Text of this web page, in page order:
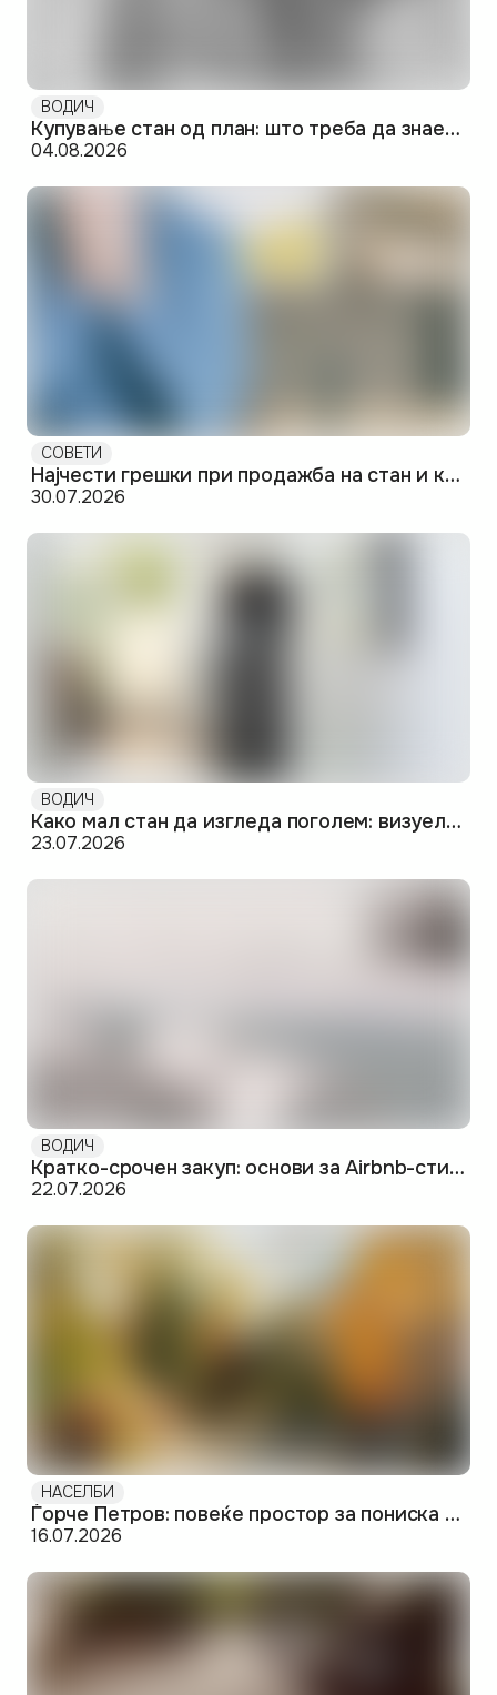
ВОДИЧ
Купување стан од план: што треба да знаете пред да потпишете
04.08.2026
СОВЕТИ
Најчести грешки при продажба на стан и како да ги избегнете
30.07.2026
ВОДИЧ
Како мал стан да изгледа поголем: визуелни и практични трикови
23.07.2026
ВОДИЧ
Кратко-срочен закуп: основи за Airbnb-стил издавање во Скопје
22.07.2026
НАСЕЛБИ
Ѓорче Петров: повеќе простор за пониска цена на западниот раб на Скопје
16.07.2026